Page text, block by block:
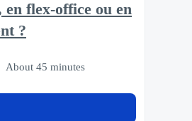
flex-office ou en
?
About 45 minutes